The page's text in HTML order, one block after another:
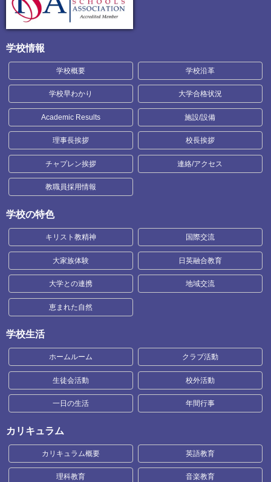
学校情報
学校概要 学校沿革
学校早わかり 大学合格状況
Academic Results 施設/設備
理事長挨拶 校長挨拶
チャプレン挨拶 連絡/アクセス
教職員採用情報
学校の特色
キリスト教精神 国際交流
大家族体験 日英融合教育
大学との連携 地域交流
恵まれた自然
学校生活
ホームルーム クラブ活動
生徒会活動 校外活動
一日の生活 年間行事
カリキュラム
カリキュラム概要 英語教育
理科教育 音楽教育